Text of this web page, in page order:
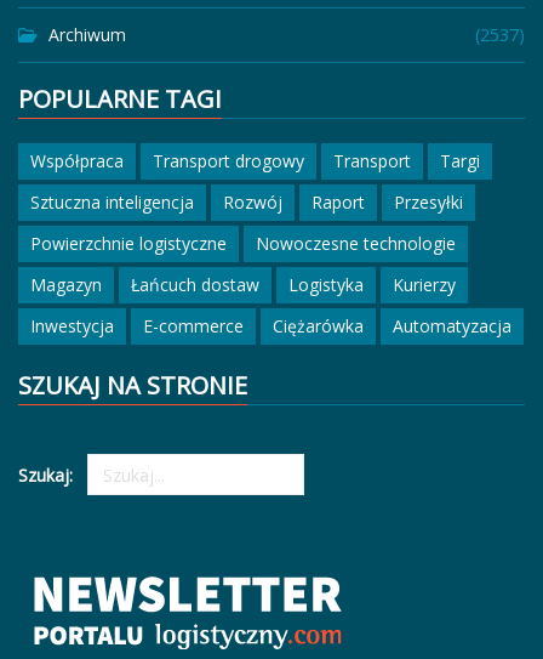
Archiwum (2537)
POPULARNE TAGI
Współpraca Transport drogowy Transport
Targi
Sztuczna inteligencja
Rozwój Raport
Przesyłki
Powierzchnie logistyczne
Nowoczesne technologie
Magazyn
Łańcuch dostaw Logistyka
Kurierzy
Inwestycja
E-commerce Ciężarówka Automatyzacja
SZUKAJ NA STRONIE
Szukaj: